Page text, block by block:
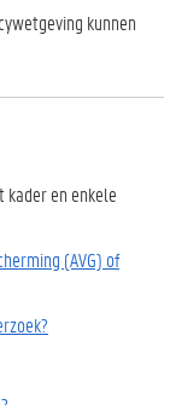
kunnen
kader en enkele
(AVG) of